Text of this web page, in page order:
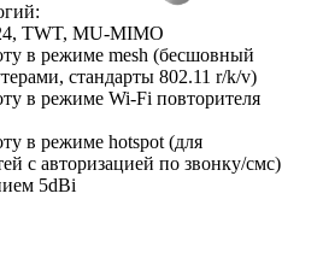
TWT, MU-MIMO
в режиме mesh (бесшовный
стандарты 802.11 r/k/v)
в режиме Wi-Fi повторителя
в режиме hotspot (для
с авторизацией по звонку/смс)
5dBi